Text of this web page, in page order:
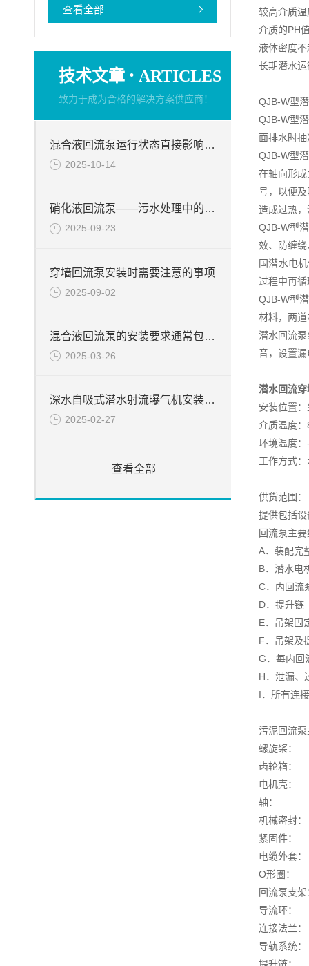
查看全部
技术文章 · ARTICLES
致力于成为合格的解决方案供应商！
混合液回流泵运行状态直接影响整个工艺流程的稳定性与效率
2025-10-14
硝化液回流泵——污水处理中的关键角色
2025-09-23
穿墙回流泵安装时需要注意的事项
2025-09-02
混合液回流泵的安装要求通常包括以下几个方面
2025-03-26
深水自吸式潜水射流曝气机安装简介
2025-02-27
查看全部
较高介质
介质的PH
液体密度
长期潜水
QJB-W型
QJB-W型
面排水时
QJB-W型
在轴向形
号，以便
造成过热
QJB-W型
效、防缠
国潜水电
过程中再
QJB-W型
材料，两
潜水回流
音，设置
潜水回流
安装位置
介质温度
环境温度
工作方式
供货范围：
提供包括
回流泵主
A．装配完
B．潜水电
C．内回流
D．提升链
E．吊架固
F．吊架及
G．每内回
H．泄漏、
I．所有连
污泥回流
螺旋桨
齿轮
电机壳
轴： 不
机械密
紧固件
电缆外
O形圈
回流泵
导流环
连接法
导轨系